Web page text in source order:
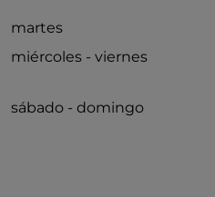
martes
miércoles - viernes
sábado - domingo